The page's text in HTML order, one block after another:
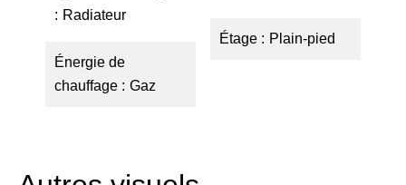
Radiateur
Énergie de
chauffage
Gaz
Étage Plain-pied